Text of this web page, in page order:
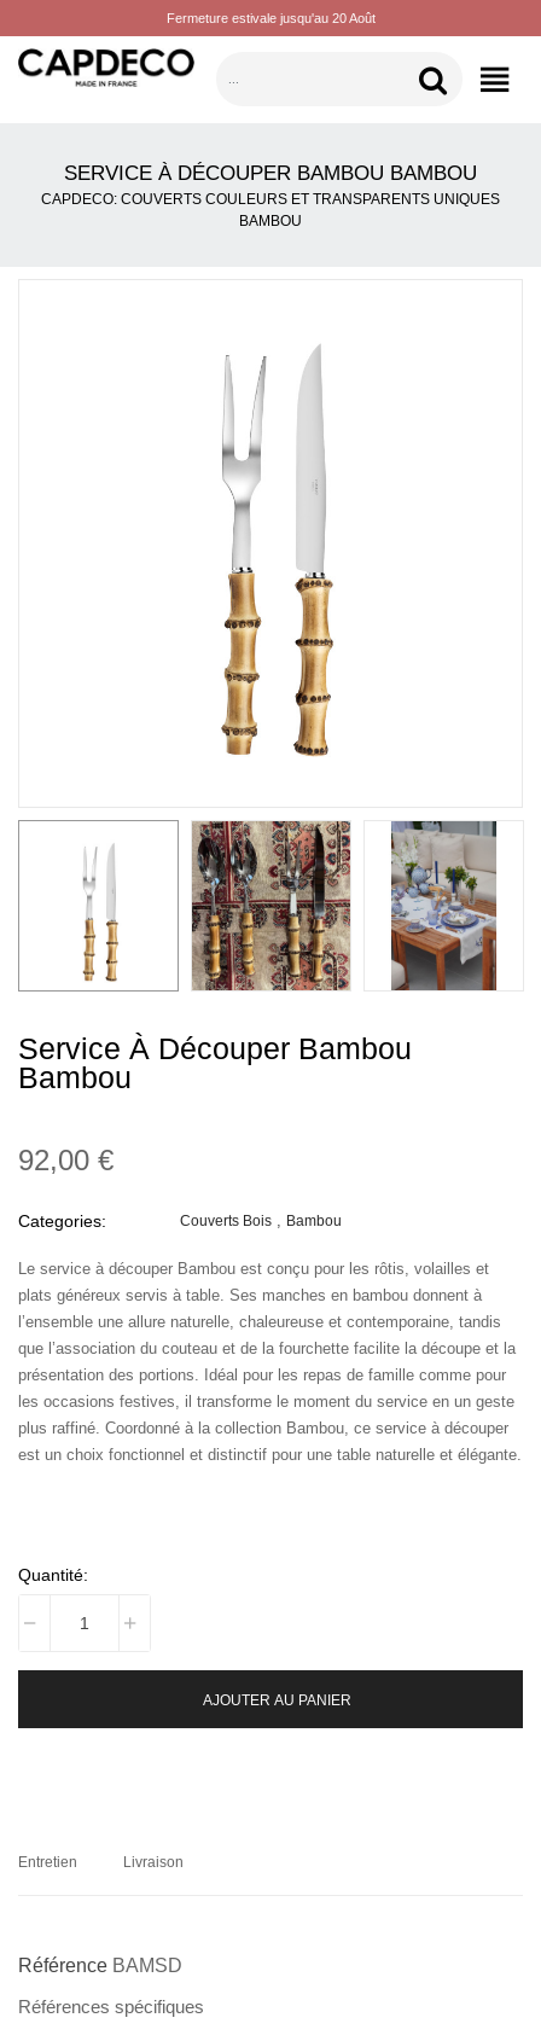
Fermeture estivale jusqu'au 20 Août
CATÉGORIES
SERVICE À DÉCOUPER BAMBOU BAMBOU
CAPDECO: COUVERTS COULEURS ET TRANSPARENTS UNIQUES
BAMBOU
Service À Découper Bambou
Bambou
92,00 €
Categories: Couverts Bois Bambou
Le service à découper Bambou est conçu pour les rôtis, volailles et
plats généreux servis à table. Ses manches en bambou donnent à
l’ensemble une allure naturelle, chaleureuse et contemporaine, tandis
que l’association du couteau et de la fourchette facilite la découpe et la
présentation des portions. Idéal pour les repas de famille comme pour
les occasions festives, il transforme le moment du service en un geste
plus raffiné. Coordonné à la collection Bambou, ce service à découper
est un choix fonctionnel et distinctif pour une table naturelle et élégante.
Quantité:
AJOUTER AU PANIER
Entretien Livraison
Référence BAMSD
Références spécifiques